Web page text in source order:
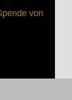
von